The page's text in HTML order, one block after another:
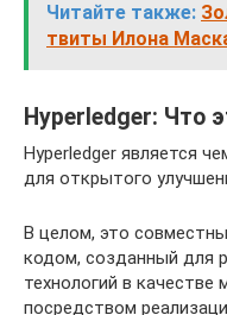
Читайте также:
твиты Илона
Hyperledger: Что
Hyperledger является
для открытого
В целом, это
кодом, созданный для
технологий в качестве
посредством